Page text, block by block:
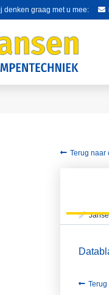
denken graag met u mee:
Terug naar